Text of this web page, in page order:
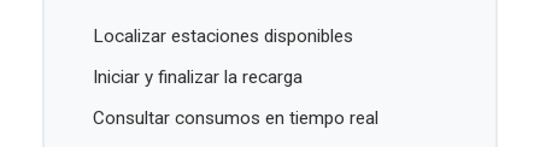
Localizar estaciones disponibles
Iniciar y finalizar la recarga
Consultar consumos en tiempo real